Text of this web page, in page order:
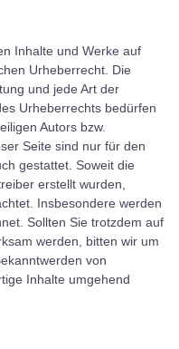
Inhalte und Werke auf
Urheberrecht. Die
und jede Art der
Urheberrechts bedürfen
Autors bzw.
Seite sind nur für den
gestattet. Soweit die
erstellt wurden,
Insbesondere werden
Sollten Sie trotzdem auf
werden, bitten wir um
von
Inhalte umgehend